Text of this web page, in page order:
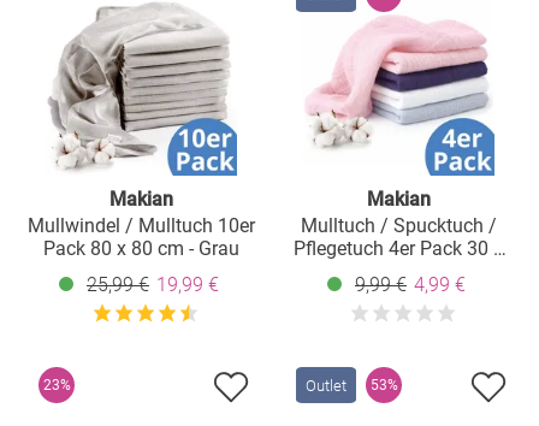
Makian
Mullwindel / Mulltuch 10er
Pack 80 x 80 cm - Grau
25,99 € 19,99 €
Makian
Mulltuch / Spucktuch /
Pflegetuch 4er Pack 30 x
30 cm - Lila / Puder
9,99 € 4,99 €
23% Outlet 53%